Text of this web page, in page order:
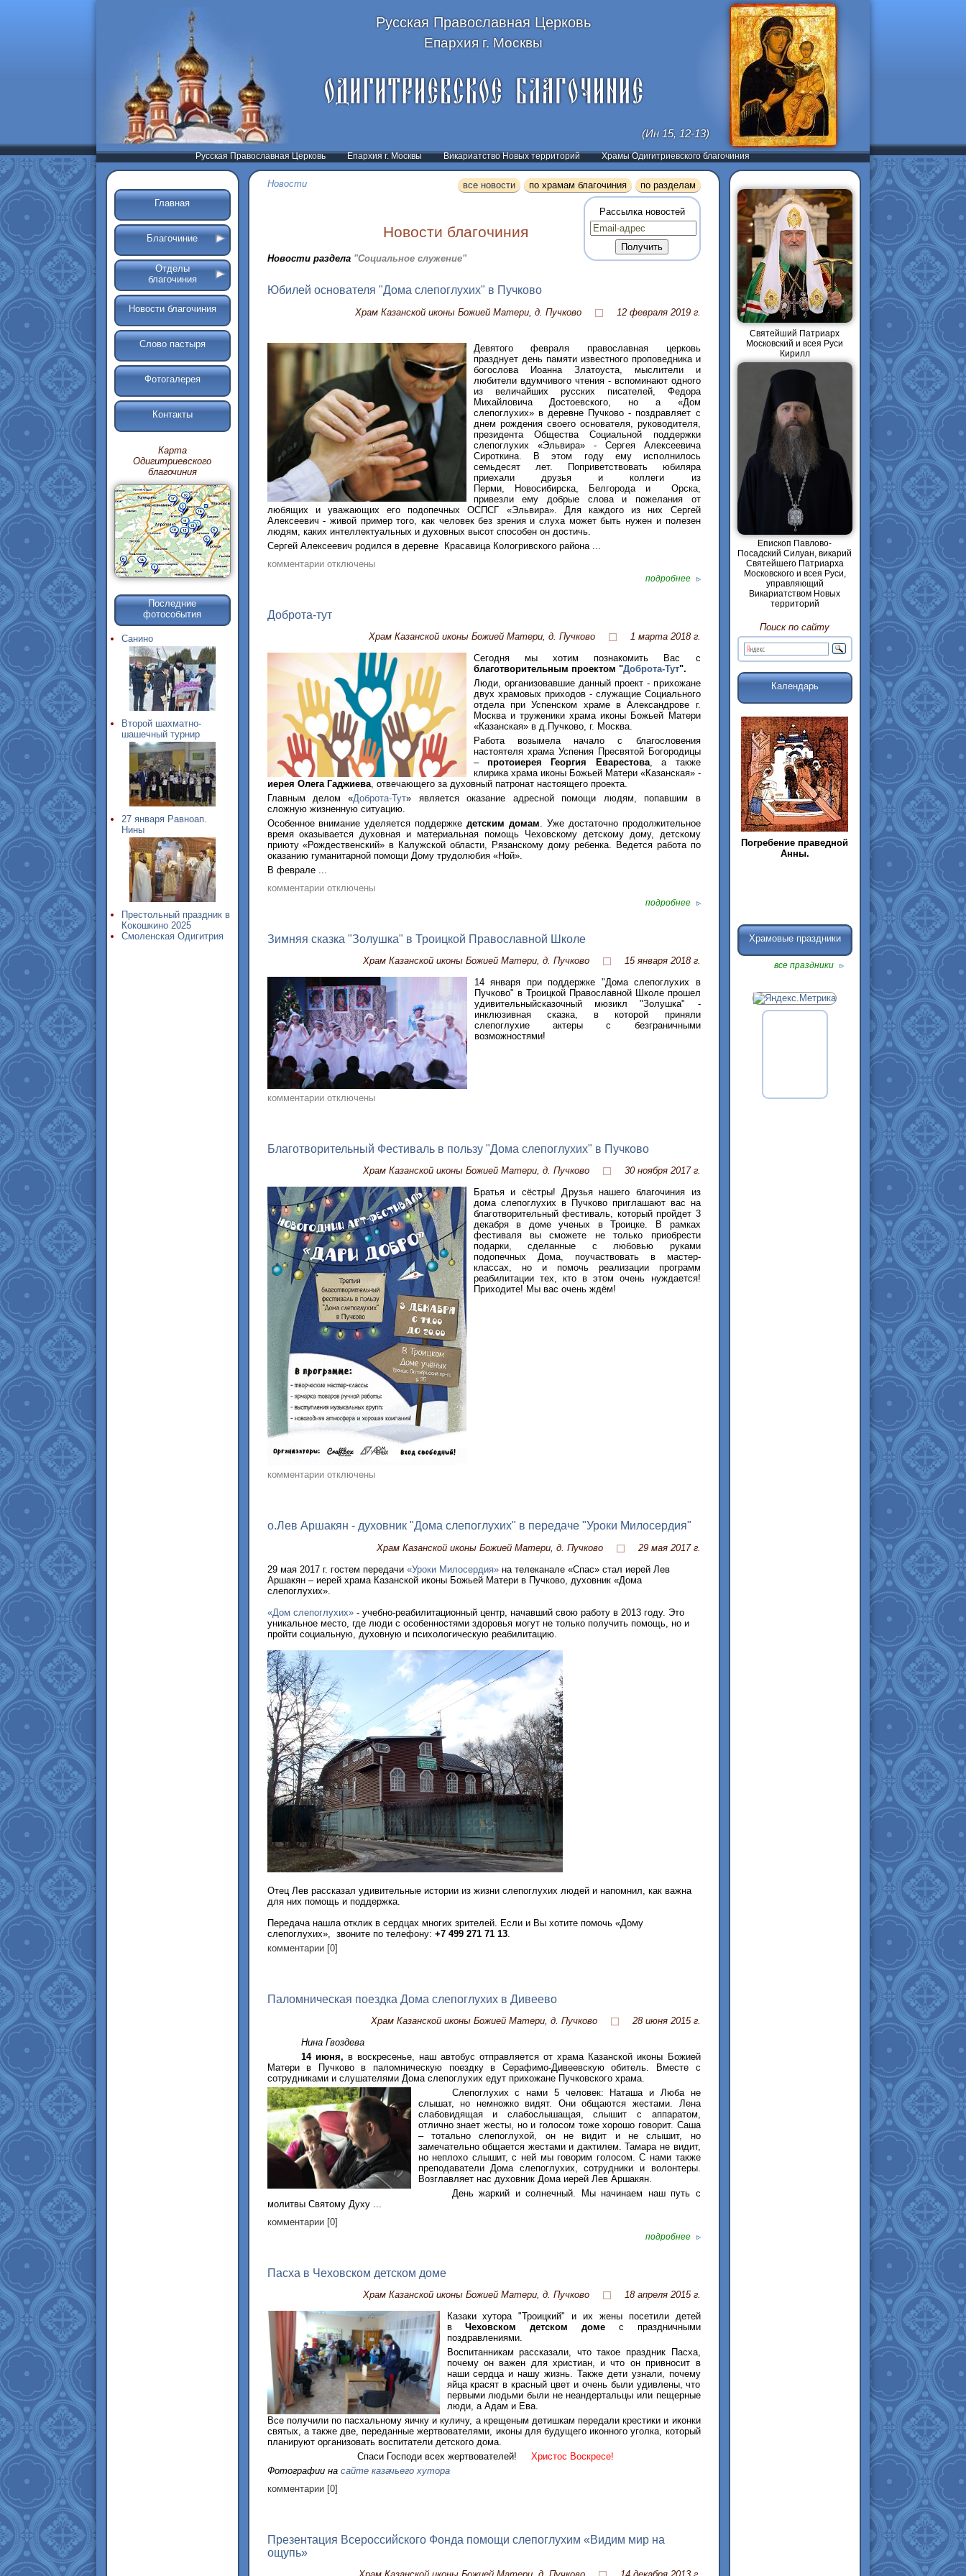
Русская Православная Церковь
Епархия г. Москвы
(Ин 15, 12-13)
Русская Православная Церковь Епархия г. Москвы Викариатство Новых территорий Храмы Одигитриевского благочиния
Главная
Благочиние
Отделы
благочиния
Новости благочиния
Слово пастыря
Фотогалерея
Контакты
Карта
Одигитриевского
благочиния
Последние
фотособытия
Санино
Второй шахматно-
шашечный турнир
27 января Равноап.
Нины
Престольный праздник в
Кокошкино 2025
Смоленская Одигитрия
Новости все новости по храмам благочиния по разделам
Рассылка новостей
Новости благочиния
Новости раздела "Социальное служение"
Юбилей основателя "Дома слепоглухих" в Пучково
Храм Казанской иконы Божией Матери, д. Пучково 12 февраля 2019 г.
Девятого февраля православная церковь
празднует день памяти известного проповедника и
богослова Иоанна Златоуста, мыслители и
любители вдумчивого чтения - вспоминают одного
из величайших русских писателей, Федора
Михайловича Достоевского, но а «Дом
слепоглухих» в деревне Пучково - поздравляет с
днем рождения своего основателя, руководителя,
президента Общества Социальной поддержки
слепоглухих «Эльвира» - Сергея Алексеевича
Сироткина. В этом году ему исполнилось
семьдесят лет. Поприветствовать юбиляра
приехали друзья и коллеги из
Перми, Новосибирска, Белгорода и Орска,
привезли ему добрые слова и пожелания от
любящих и уважающих его подопечных ОСПСГ «Эльвира». Для каждого из них Сергей
Алексеевич - живой пример того, как человек без зрения и слуха может быть нужен и полезен
людям, каких интеллектуальных и духовных высот способен он достичь.
Сергей Алексеевич родился в деревне Красавица Кологривского района ...
комментарии отключены
подробнее
Доброта-тут
Храм Казанской иконы Божией Матери, д. Пучково
1 марта 2018 г.
Сегодня мы хотим познакомить Вас с
благотворительным проектом "Доброта-Тут".
Люди, организовавшие данный проект - прихожане
двух храмовых приходов - служащие Социального
отдела при Успенском храме в Александрове г.
Москва и труженики храма иконы Божьей Матери
«Казанская» в д.Пучково, г. Москва.
Работа возымела начало с благословения
настоятеля храма Успения Пресвятой Богородицы
– протоиерея Георгия Еварестова, а также
клирика храма иконы Божьей Матери «Казанская» -
иерея Олега Гаджиева, отвечающего за духовный патронат настоящего проекта.
Главным делом «Доброта-Тут» является оказание адресной помощи людям, попавшим в
сложную жизненную ситуацию.
Особенное внимание уделяется поддержке детским домам . Уже достаточно продолжительное
время оказывается духовная и материальная помощь Чеховскому детскому дому, детскому
приюту «Рождественский» в Калужской области, Рязанскому дому ребенка. Ведется работа по
оказанию гуманитарной помощи Дому трудолюбия «Ной».
В феврале ...
комментарии отключены
подробнее
Зимняя сказка "Золушка" в Троицкой Православной Школе
Храм Казанской иконы Божией Матери, д. Пучково
15 января 2018 г.
14 января при поддержке "Дома слепоглухих в
Пучково" в Троицкой Православной Школе прошел
удивительныйсказочный мюзикл "Золушка" -
инклюзивная сказка, в которой приняли
слепоглухие актеры с безграничными
возможностями!
комментарии отключены
Благотворительный Фестиваль в пользу "Дома слепоглухих" в Пучково
Храм Казанской иконы Божией Матери, д. Пучково
30 ноября 2017 г.
Братья и сёстры! Друзья нашего благочиния из
дома слепоглухих в Пучково приглашают вас на
благотворительный фестиваль, который пройдет 3
декабря в доме ученых в Троицке. В рамках
фестиваля вы сможете не только приобрести
подарки, сделанные с любовью руками
подопечных Дома, поучаствовать в мастер-
классах, но и помочь реализации программ
реабилитации тех, кто в этом очень нуждается!
Приходите! Мы вас очень ждём!
комментарии отключены
о.Лев Аршакян - духовник "Дома слепоглухих" в передаче "Уроки Милосердия"
Храм Казанской иконы Божией Матери, д. Пучково
29 мая 2017 г.
29 мая 2017 г. гостем передачи «Уроки Милосердия»на телеканале «Спас» стал иерей Лев
Аршакян – иерей храма Казанской иконы Божьей Матери в Пучково, духовник «Дома
слепоглухих».
«Дом слепоглухих»- учебно-реабилитационный центр, начавший свою работу в 2013 году. Это
уникальное место, где люди с особенностями здоровья могут не только получить помощь, но и
пройти социальную, духовную и психологическую реабилитацию.
Отец Лев рассказал удивительные истории из жизни слепоглухих людей и напомнил, как важна
для них помощь и поддержка.
Передача нашла отклик в сердцах многих зрителей. Если и Вы хотите помочь «Дому
слепоглухих», звоните по телефону: +7 499 271 71 13.
комментарии [0]
Паломническая поездка Дома слепоглухих в Дивеево
Храм Казанской иконы Божией Матери, д. Пучково
28 июня 2015 г.
Нина Гвоздева
14 июня, в воскресенье, наш автобус отправляется от храма Казанской иконы Божией
Матери в Пучково в паломническую поездку в Серафимо-Дивеевскую обитель. Вместе с
сотрудниками и слушателями Дома слепоглухих едут прихожане Пучковского храма.
Слепоглухих с нами 5 человек: Наташа и Люба не
слышат, но немножко видят. Они общаются жестами. Лена
слабовидящая и слабослышащая, слышит с аппаратом,
отлично знает жесты, но и голосом тоже хорошо говорит. Саша
– тотально слепоглухой, он не видит и не слышит, но
замечательно общается жестами и дактилем. Тамара не видит,
но неплохо слышит, с ней мы говорим голосом. С нами также
преподаватели Дома слепоглухих, сотрудники и волонтеры.
Возглавляет нас духовник Дома иерей Лев Аршакян.
День жаркий и солнечный. Мы начинаем наш путь с
молитвы Святому Духу ...
комментарии [0]
подробнее
Пасха в Чеховском детском доме
Храм Казанской иконы Божией Матери, д. Пучково
18 апреля 2015 г.
Казаки хутора "Троицкий" и их жены посетили детей
вЧеховском детском домес праздничными
поздравлениями.
Воспитанникам рассказали, что такое праздник Пасха,
почему он важен для христиан, и что он привносит в
наши сердца и нашу жизнь. Также дети узнали, почему
яйца красят в красный цвет и очень были удивлены, что
первыми людьми были не неандертальцы или пещерные
люди, а Адам и Ева.
Все получили по пасхальному яичку и куличу, а крещеным детишкам передали крестики и иконки
святых, а также две, переданные жертвователями, иконы для будущего иконного уголка, который
планируют организовать воспитатели детского дома.
Спаси Господи всех жертвователей!
Христос Воскресе!
Фотографии на сайте казачьего хутора
комментарии [0]
Презентация Всероссийского Фонда помощи слепоглухим «Видим мир на
ощупь»
Святейший Патриарх
Московский и всея Руси
Кирилл
Епископ Павлово-
Посадский Силуан, викарий
Святейшего Патриарха
Московского и всея Руси,
управляющий
Викариатством Новых
территорий
Поиск по сайту
Календарь
Погребение праведной
Анны.
Храмовые праздники
все праздники